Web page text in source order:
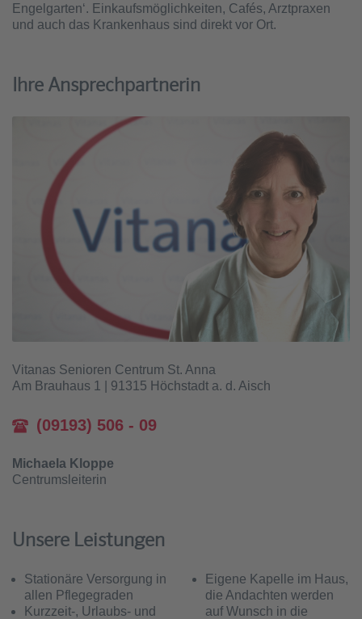
Engelgarten‘. Einkaufsmöglichkeiten, Cafés, Arztpraxen
und auch das Krankenhaus sind direkt vor Ort.
Ihre Ansprechpartnerin
Vitanas Senioren Centrum St. Anna
Am Brauhaus 1 | 91315 Höchstadt a. d. Aisch
(09193) 506 - 09
Michaela Kloppe
Centrumsleiterin
Unsere Leistungen
Stationäre Versorgung in
allen Pflegegraden
Kurzzeit-, Urlaubs- und
Eigene Kapelle im Haus,
die Andachten werden
auf Wunsch in die